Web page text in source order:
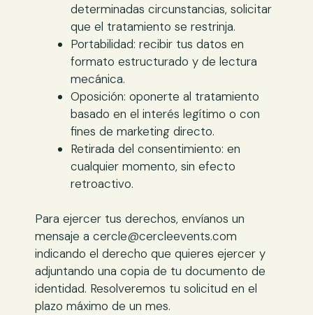
determinadas circunstancias, solicitar
que el tratamiento se restrinja.
Portabilidad: recibir tus datos en
formato estructurado y de lectura
mecánica.
Oposición: oponerte al tratamiento
basado en el interés legítimo o con
fines de marketing directo.
Retirada del consentimiento: en
cualquier momento, sin efecto
retroactivo.
Para ejercer tus derechos, envíanos un
mensaje a cercle@cercleevents.com
indicando el derecho que quieres ejercer y
adjuntando una copia de tu documento de
identidad. Resolveremos tu solicitud en el
plazo máximo de un mes.